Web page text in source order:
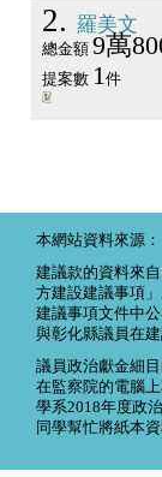
2 羅美文
總金額 9萬
提案數 1 件
本網站資料來源：
建議款的資料來自
方建設建議事項
建議事項文件中
與彰化縣議員在建
議員政治獻金細
在監察院的電腦
學系2018年度政
同學幫忙將紙本資